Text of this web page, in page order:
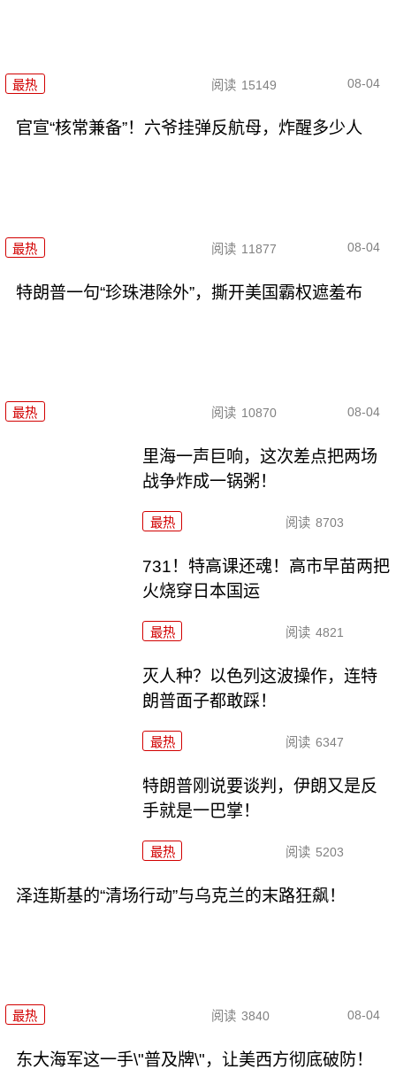
最热 阅读 15149 08-04
官宣“核常兼备”！六爷挂弹反航母，炸醒多少人
最热 阅读 11877 08-04
特朗普一句“珍珠港除外”，撕开美国霸权遮羞布
最热 阅读 10870 08-04
里海一声巨响，这次差点把两场
战争炸成一锅粥！
最热 阅读 8703
731！特高课还魂！高市早苗两把
火烧穿日本国运
最热 阅读 4821
灭人种？以色列这波操作，连特
朗普面子都敢踩！
最热 阅读 6347
特朗普刚说要谈判，伊朗又是反
手就是一巴掌！
最热 阅读 5203
泽连斯基的“清场行动”与乌克兰的末路狂飙！
最热 阅读 3840 08-04
东大海军这一手\"普及牌\"，让美西方彻底破防！